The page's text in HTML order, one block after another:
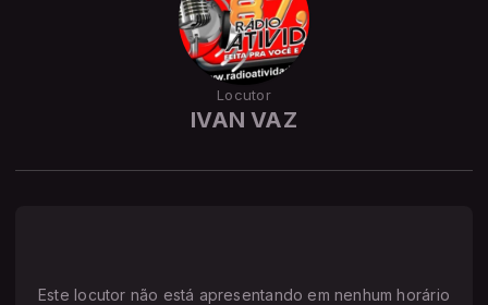
Locutor
IVAN VAZ
Este locutor não está apresentando em nenhum horário